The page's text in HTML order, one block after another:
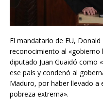
El mandatario de EU,
reconocimiento al «gobierno
diputado Juan Guaidó como
ese país y condenó al
Maduro, por haber llevado a
pobreza extrema».